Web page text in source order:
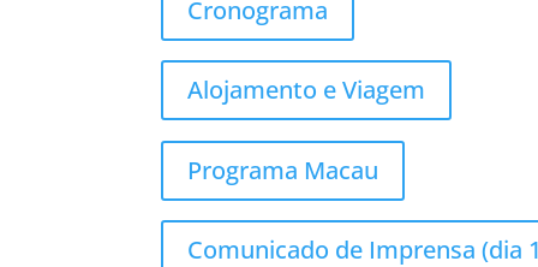
Cronograma
Alojamento e Viagem
Programa Macau
Comunicado de Imprensa (dia